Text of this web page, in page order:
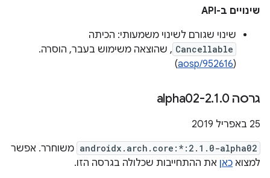
שינויים ב-API
שינוי שגורם לשינוי משמעותי: הכיתה
Cancellable , שהוצאה משימוש בעבר, הוסרה.
(
aosp/952616
)
גרסה 2 .1.0-alpha02
25 באפריל 2019
androidx.arch.core:*:2.1.0-alpha02 משוחרר. אפשר
למצוא כאן את ההתחייבות שכלולה בגרסה הזו.